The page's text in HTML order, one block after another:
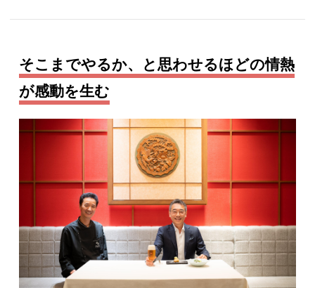
そこまでやるか、と思わせるほどの情熱
が感動を生む